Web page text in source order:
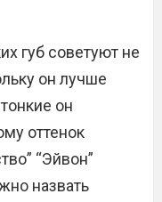
губ советуют не
он лучше
он
оттенок
“Эйвон”
назвать